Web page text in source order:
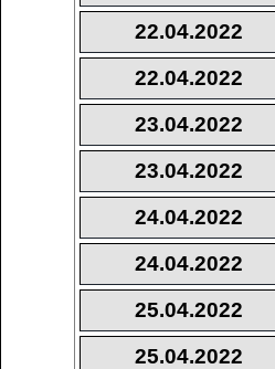
22.04.2022
22.04.2022
23.04.2022
23.04.2022
24.04.2022
24.04.2022
25.04.2022
25.04.2022